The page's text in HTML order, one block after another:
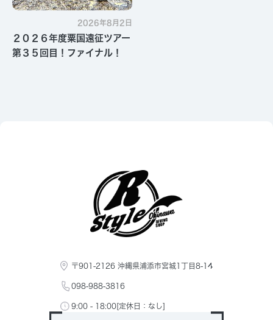
2026年8月2日
２０２６年度粟国遠征ツアー
第３５回目！ファイナル！
〒901-2126 沖縄県浦添市宮城1丁目8-14
098-988-3816
9:00 - 18:00[定休日：なし]